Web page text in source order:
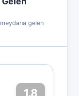
gelen
1.8